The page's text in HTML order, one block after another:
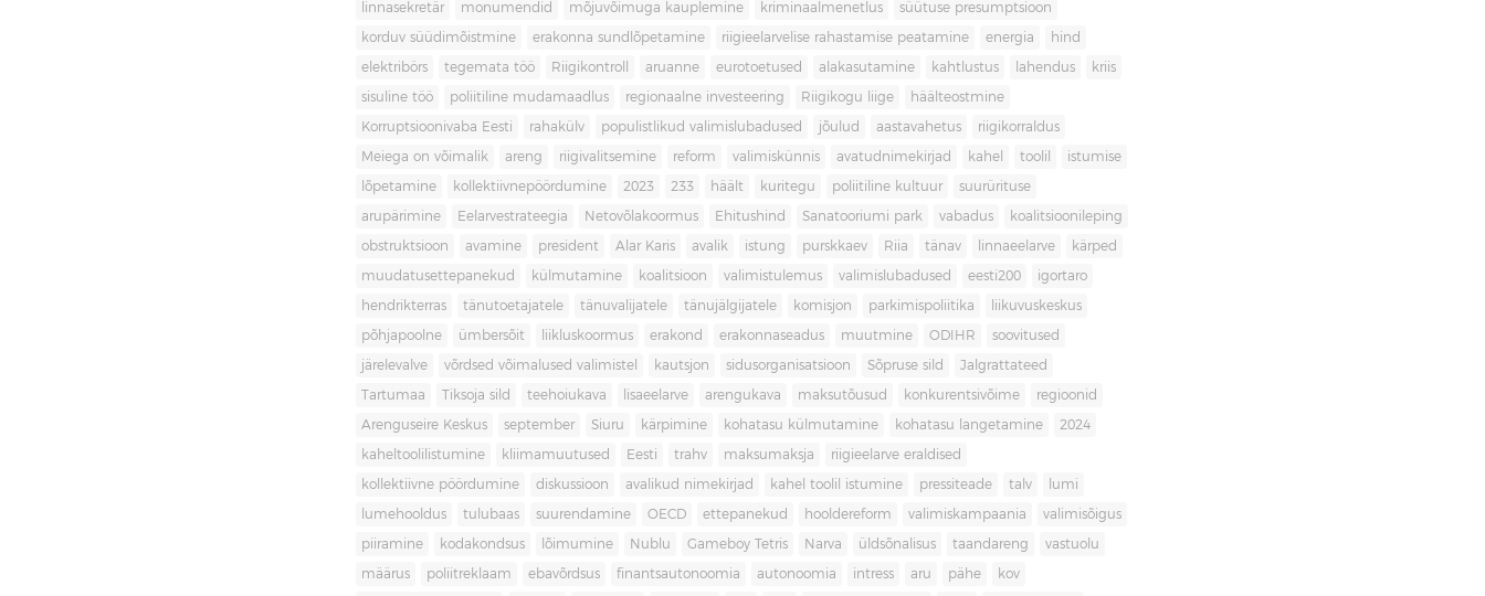
linnasekretär monumendid mõjuvõimuga kauplemine kriminaalmenetlus süütuse presumptsioon
korduv süüdimõistmine erakonna sundlõpetamine riigieelarvelise rahastamise peatamine energia hind
elektribörs tegemata töö Riigikontroll aruanne eurotoetused alakasutamine kahtlustus lahendus kriis
sisuline töö poliitiline mudamaadlus regionaalne investeering Riigikogu liige häälteostmine
Korruptsioonivaba Eesti rahakülv populistlikud valimislubadused jõulud aastavahetus riigikorraldus
Meiega on võimalik areng riigivalitsemine reform valimiskünnis avatudnimekirjad kahel toolil istumise
lõpetamine kollektiivnepöördumine 2023 233 häält kuritegu poliitiline kultuur suurürituse
arupärimine Eelarvestrateegia Netovõlakoormus Ehitushind Sanatooriumi park vabadus koalitsioonileping
obstruktsioon avamine president Alar Karis avalik istung purskkaev Riia tänav linnaeelarve kärped
muudatusettepanekud külmutamine koalitsioon valimistulemus valimislubadused eesti200 igortaro
hendrikterras tänutoetajatele tänuvalijatele tänujälgijatele komisjon parkimispoliitika liikuvuskeskus
põhjapoolne ümbersõit liikluskoormus erakond erakonnaseadus muutmine ODIHR soovitused
järelevalve võrdsed võimalused valimistel kautsjon sidusorganisatsioon Sõpruse sild Jalgrattateed
Tartumaa Tiksoja sild teehoiukava lisaeelarve arengukava maksutõusud konkurentsivõime regioonid
Arenguseire Keskus september Siuru kärpimine kohatasu külmutamine kohatasu langetamine 2024
kaheltoolilistumine kliimamuutused Eesti trahv maksumaksja riigieelarve eraldised
kollektiivne pöördumine diskussioon avalikud nimekirjad kahel toolil istumine pressiteade talv lumi
lumehooldus tulubaas suurendamine OECD ettepanekud hooldereform valimiskampaania valimisõigus
piiramine kodakondsus lõimumine Nublu Gameboy Tetris Narva üldsõnalisus taandareng vastuolu
määrus poliitreklaam ebavõrdsus finantsautonoomia autonoomia intress aru pähe kov